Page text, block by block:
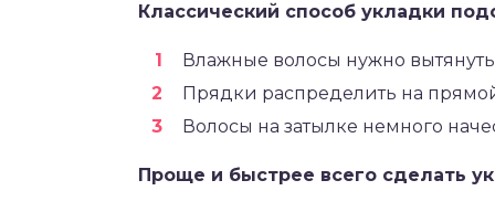
Классический способ укладки
Влажные волосы нужно
Прядки распределить на
Волосы на затылке немного
Проще и быстрее всего сделать